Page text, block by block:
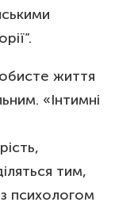
життя
«Інтимні
тим,
психологом